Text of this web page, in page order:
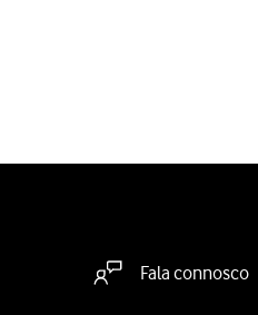
Fala connosco